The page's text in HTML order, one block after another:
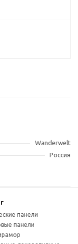
Wanderwelt
Россия
панели
панели